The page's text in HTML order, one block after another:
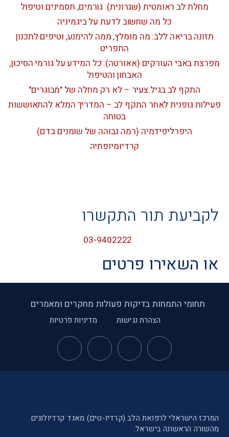
מחלת לב ראומטית (שגרונית): גורמים, תסמינים וטיפול
כל מה שחשוב לדעת על ביגמיניה
תזונה בריאה ללב: מה מומלץ, ממה להימנע, וטיפים לתכנון
התפריט
מפרצת באבי העורקים (אאורטה): כל המידע על גורמי הסיכון,
האבחון והטיפול
התקף לב בגיל צעיר – לא רק מחלה של "מבוגרים"
פעילות גופנית לאחר התקף לב – המדריך המלא להתאוששות
בטוחה
היפרליפידמיה (רמה גבוהה של שומנים בדם)
קרדיומיופתיה
לקביעת תור התקשרו
03-9402222
או השאירו פרטים
תחומי התמחות בדיקות פעולות מחקרים ומאמרים
הצהרת נגישות מדיניות פרטיות
המרכז הישראלי לרפואת הלב (קרדיו-טים) מאגד קרדיולוגים
מהשורה הראשונה בישראל.